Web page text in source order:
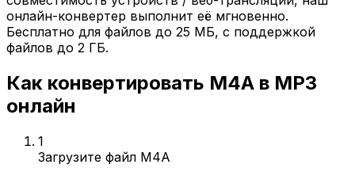
онлайн-конвертер выполнит её мгновенно.
Бесплатно для файлов до 25 МБ, с поддержкой
файлов до 2 ГБ.
Как конвертировать M4A в MP3
онлайн
1
Загрузите файл M4A